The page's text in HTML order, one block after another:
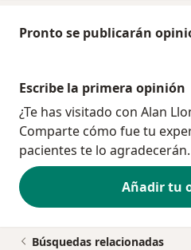
Pronto se publicarán
Escribe la primera opinión
¿Te has visitado con Alan
Comparte cómo fue tu
pacientes te lo agradecerán.
Añadir tu
Búsquedas relacionadas